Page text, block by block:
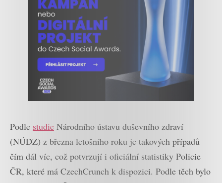
Podle studie Národního ústavu duševního zdraví
(NÚDZ) z března letošního roku je takových případů
čím dál víc, což potvrzují i oficiální statistiky Policie
ČR, které má CzechCrunch k dispozici. Podle těch bylo